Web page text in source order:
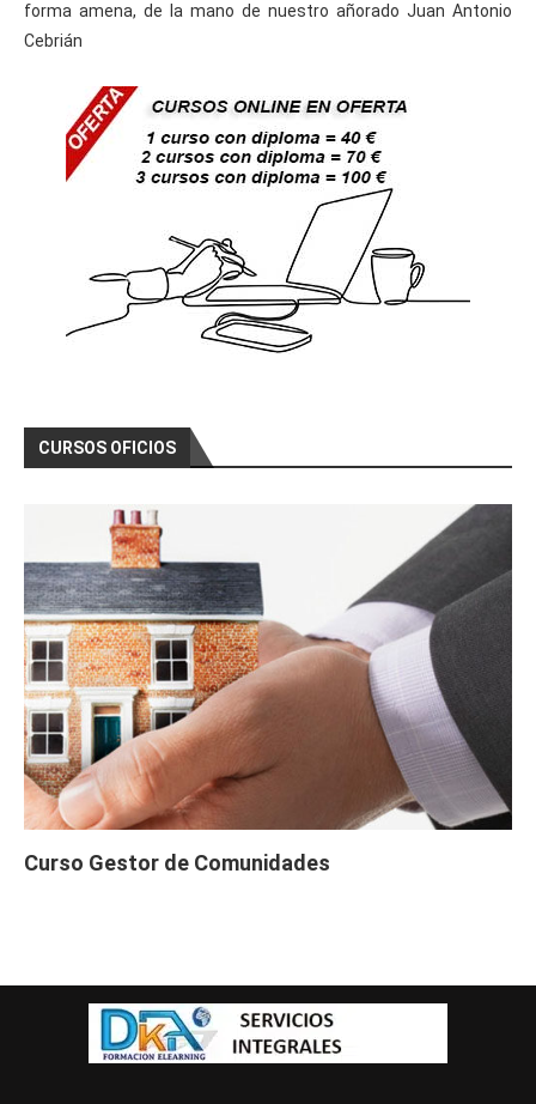
forma amena, de la mano de nuestro añorado Juan Antonio
Cebrián
CURSOS OFICIOS
Curso Gestor de Comunidades